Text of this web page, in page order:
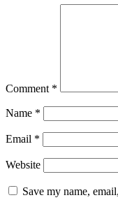
Comment *
Name *
Email *
Website
Save my name,